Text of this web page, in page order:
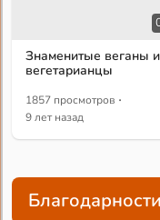
Знаменитые веганы и
вегетарианцы
1857 просмотров ·
9 лет назад